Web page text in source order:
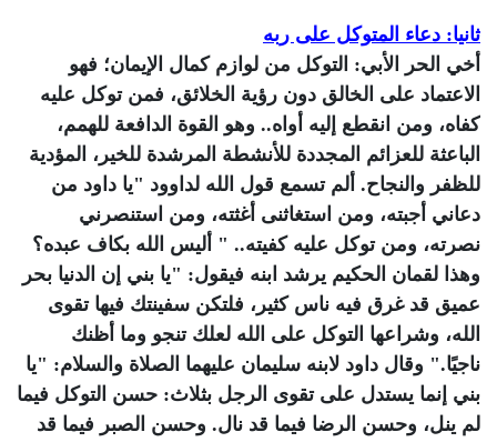
ثانيا: دعاء المتوكل على ربه
أخي الحر الأبي: التوكل من لوازم كمال الإيمان؛ فهو
الاعتماد على الخالق دون رؤية الخلائق، فمن توكل عليه
كفاه، ومن انقطع إليه أواه.. وهو القوة الدافعة للهمم،
الباعثة للعزائم المجددة للأنشطة المرشدة للخير، المؤدية
للظفر والنجاح. ألم تسمع قول الله لداوود "يا داود من
دعاني أجبته، ومن استغاثنى أغثته، ومن استنصرني
نصرته، ومن توكل عليه كفيته.. " أليس الله بكاف عبده؟
وهذا لقمان الحكيم يرشد ابنه فيقول: "يا بني إن الدنيا بحر
عميق قد غرق فيه ناس كثير، فلتكن سفينتك فيها تقوى
الله، وشراعها التوكل على الله لعلك تنجو وما أظنك
ناجيًا." وقال داود لابنه سليمان عليهما الصلاة والسلام: "يا
بني إنما يستدل على تقوى الرجل بثلاث: حسن التوكل فيما
لم ينل، وحسن الرضا فيما قد نال. وحسن الصبر فيما قد